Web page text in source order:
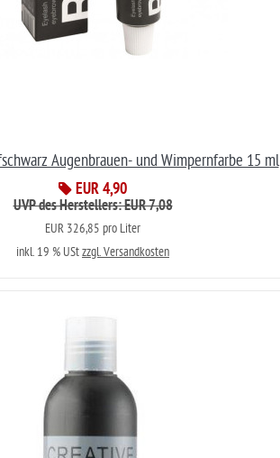
Augenbrauen- und Wimpernfarbe 15 ml
EUR 4,90
UVP des Herstellers: EUR 7,08
EUR 326,85 pro Liter
inkl. 19 % UStzzgl. Versandkosten